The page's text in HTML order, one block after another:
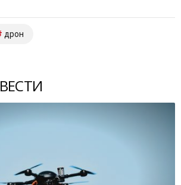
дрон
ВЕСТИ